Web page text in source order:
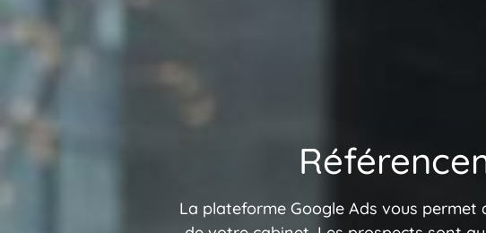
La plateforme Google Ads vous